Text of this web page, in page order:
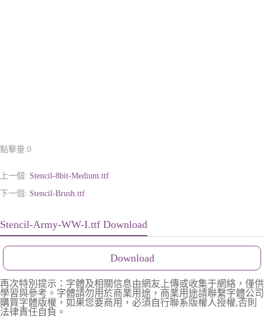
點擊量:0
上一個: Stencil-8bit-Medium.ttf
下一個: Stencil-Brush.ttf
Stencil-Army-WW-I.ttf Download
Download
再次特別提示：字體及相關信息由網友上傳或收集于網絡，僅供
學習與參考。字體請勿用於商業用途，商業用途請聯繫字體公司
購買字體版權，如果您要商用，必須自行聯系版權人授權,否則
法律責任自負。